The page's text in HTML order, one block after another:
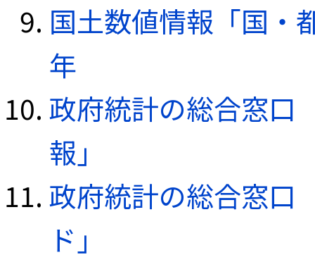
国土数値情報「国・
年
政府統計の総合窓口
報」
政府統計の総合窓口
ド」